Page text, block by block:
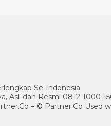
Se-Indonesia
Asli dan Resmi 0812-
– © Partner.Co Used